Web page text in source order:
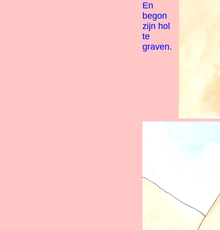
En
begon
zijn hol
te
graven.